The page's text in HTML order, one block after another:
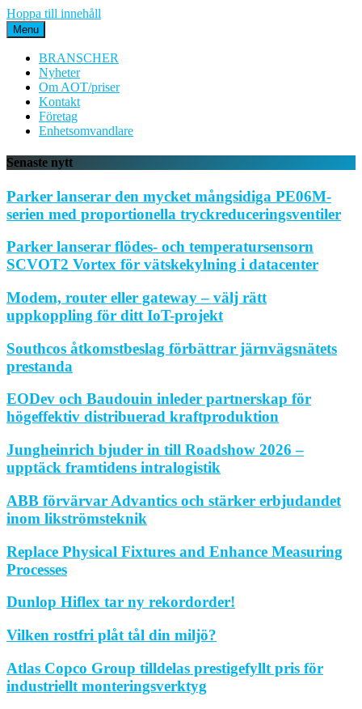
Hoppa till innehåll
Menu
BRANSCHER
Nyheter
Om AOT/priser
Kontakt
Företag
Enhetsomvandlare
Senaste nytt
Parker lanserar den mycket mångsidiga PE06M-
serien med proportionella tryckreduceringsventiler
Parker lanserar flödes- och temperatursensorn
SCVOT2 Vortex för vätskekylning i datacenter
Modem, router eller gateway – välj rätt
uppkoppling för ditt IoT-projekt
Southcos åtkomstbeslag förbättrar järnvägsnätets
prestanda
EODev och Baudouin inleder partnerskap för
högeffektiv distribuerad kraftproduktion
Jungheinrich bjuder in till Roadshow 2026 –
upptäck framtidens intralogistik
ABB förvärvar Advantics och stärker erbjudandet
inom likströmsteknik
Replace Physical Fixtures and Enhance Measuring
Processes
Dunlop Hiflex tar ny rekordorder!
Vilken rostfri plåt tål din miljö?
Atlas Copco Group tilldelas prestigefyllt pris för
industriellt monteringsverktyg